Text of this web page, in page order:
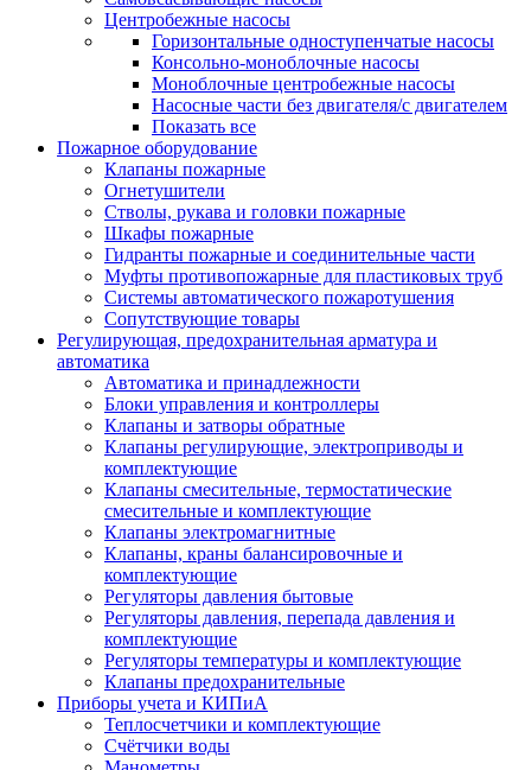
Центробежные насосы
Горизонтальные одноступенчатые насосы
Консольно-моноблочные насосы
Моноблочные центробежные насосы
Насосные части без двигателя/с двигателем
Показать все
Пожарное оборудование
Клапаны пожарные
Огнетушители
Стволы, рукава и головки пожарные
Шкафы пожарные
Гидранты пожарные и соединительные части
Муфты противопожарные для пластиковых труб
Системы автоматического пожаротушения
Сопутствующие товары
Регулирующая, предохранительная арматура и
автоматика
Автоматика и принадлежности
Блоки управления и контроллеры
Клапаны и затворы обратные
Клапаны регулирующие, электроприводы и
комплектующие
Клапаны смесительные, термостатические
смесительные и комплектующие
Клапаны электромагнитные
Клапаны, краны балансировочные и
комплектующие
Регуляторы давления бытовые
Регуляторы давления, перепада давления и
комплектующие
Регуляторы температуры и комплектующие
Клапаны предохранительные
Приборы учета и КИПиА
Теплосчетчики и комплектующие
Счётчики воды